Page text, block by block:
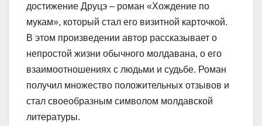
достижение Друцэ – роман «Хождение по
мукам», который стал его визитной карточкой.
В этом произведении автор рассказывает о
непростой жизни обычного молдавана, о его
взаимоотношениях с людьми и судьбе. Роман
получил множество положительных отзывов и
стал своеобразным символом молдавской
литературы.